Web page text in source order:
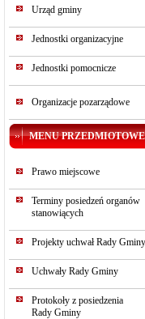
Urząd gminy
Jednostki organizacyjne
Jednostki pomocnicze
Organizacje pozarządowe
MENU PRZEDMIOTOWE
Prawo miejscowe
Terminy posiedzeń organów
stanowiących
Projekty uchwał Rady Gminy
Uchwały Rady Gminy
Protokoły z posiedzenia
Rady Gminy